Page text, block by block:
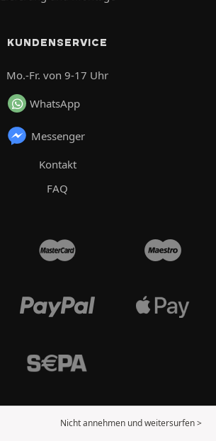
KUNDENSERVICE
Mo.-Fr. von 9-17 Uhr
WhatsApp
Messenger
Kontakt
FAQ
Nicht annehmen und weitersurfen >